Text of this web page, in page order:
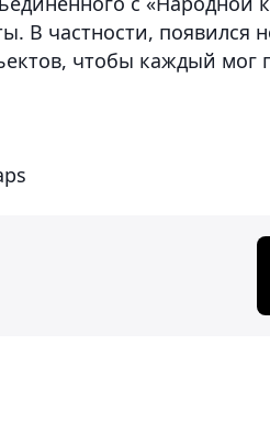
В частности, появился
чтобы каждый мог